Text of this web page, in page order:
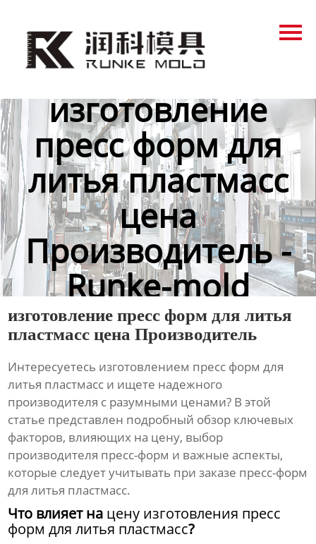
Продукция
Контакты
изготовление
пресс форм для
литья пластмасс
цена
Производитель -
Runke-mold
изготовление пресс форм для литья
пластмасс цена Производитель
Интересуетесь изготовлением пресс форм для
литья пластмасс и ищете надежного
производителя с разумными ценами? В этой
статье представлен подробный обзор ключевых
факторов, влияющих на цену, выбор
производителя пресс-форм и важные аспекты,
которые следует учитывать при заказе пресс-форм
для литья пластмасс.
Что влияет на цену изготовления пресс
форм для литья пластмасс?